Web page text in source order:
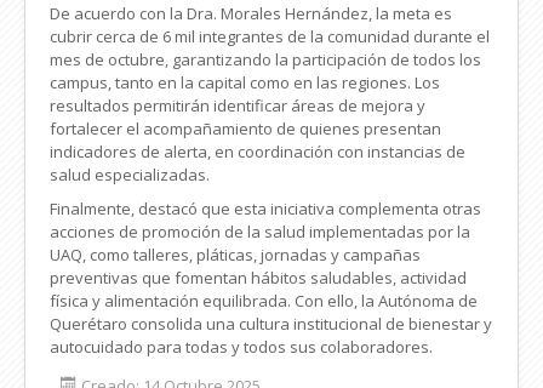
De acuerdo con la Dra. Morales Hernández, la meta es
cubrir cerca de 6 mil integrantes de la comunidad durante el
mes de octubre, garantizando la participación de todos los
campus, tanto en la capital como en las regiones. Los
resultados permitirán identificar áreas de mejora y
fortalecer el acompañamiento de quienes presentan
indicadores de alerta, en coordinación con instancias de
salud especializadas.
Finalmente, destacó que esta iniciativa complementa otras
acciones de promoción de la salud implementadas por la
UAQ, como talleres, pláticas, jornadas y campañas
preventivas que fomentan hábitos saludables, actividad
física y alimentación equilibrada. Con ello, la Autónoma de
Querétaro consolida una cultura institucional de bienestar y
autocuidado para todas y todos sus colaboradores.